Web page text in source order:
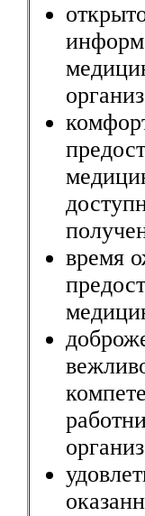
время